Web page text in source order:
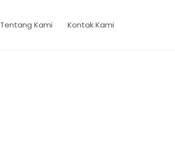
Tentang Kami Kontak Kami